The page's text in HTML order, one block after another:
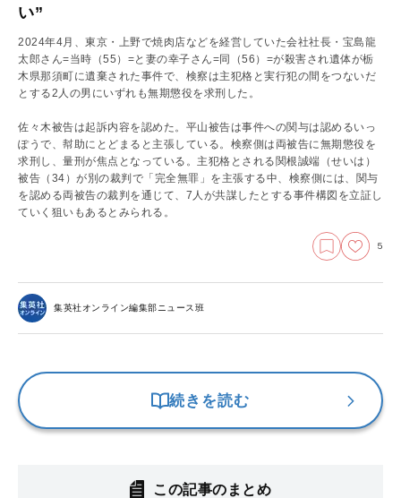
い”
2024年4月、東京・上野で焼肉店などを経営していた会社社長・宝島龍
太郎さん=当時（55）=と妻の幸子さん=同（56）=が殺害され遺体が栃
木県那須町に遺棄された事件で、検察は主犯格と実行犯の間をつないだ
とする2人の男にいずれも無期懲役を求刑した。
佐々木被告は起訴内容を認めた。平山被告は事件への関与は認めるいっ
ぽうで、幇助にとどまると主張している。検察側は両被告に無期懲役を
求刑し、量刑が焦点となっている。主犯格とされる関根誠端（せいは）
被告（34）が別の裁判で「完全無罪」を主張する中、検察側には、関与
を認める両被告の裁判を通じて、7人が共謀したとする事件構図を立証し
ていく狙いもあるとみられる。
5
集英社オンライン編集部ニュース班
続きを読む
この記事のまとめ